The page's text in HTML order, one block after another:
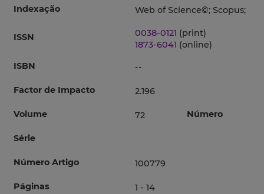
Indexação Web of Science©; Scopus;
ISSN 0038-0121 (print)
1873-6041 (online)
ISBN
--
Factor de Impacto 2.196
Volume 72 Número
Série
Número Artigo 100779
Páginas 1 - 14